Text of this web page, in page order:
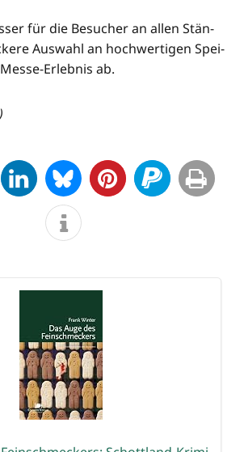
für die Besu­cher an allen Stän­
Aus­wahl an hoch­wer­ti­gen Spei­
Erleb­nis ab.